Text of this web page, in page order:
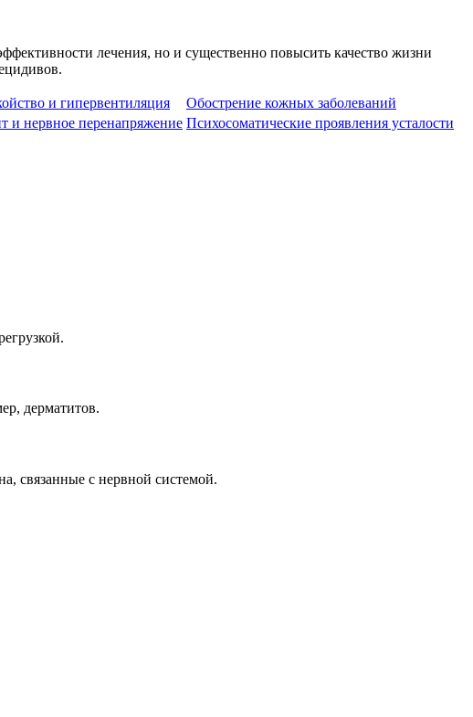
лечения, но и существенно повысить качество жизни
и гипервентиляция
Обострение кожных заболеваний
и нервное перенапряжение Психосоматические проявления усталости
дерматитов.
связанные с нервной системой.